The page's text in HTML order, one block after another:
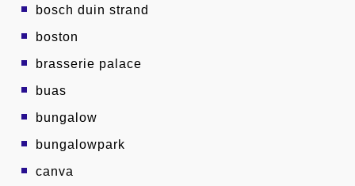
bosch duin strand
boston
brasserie palace
buas
bungalow
bungalowpark
canva